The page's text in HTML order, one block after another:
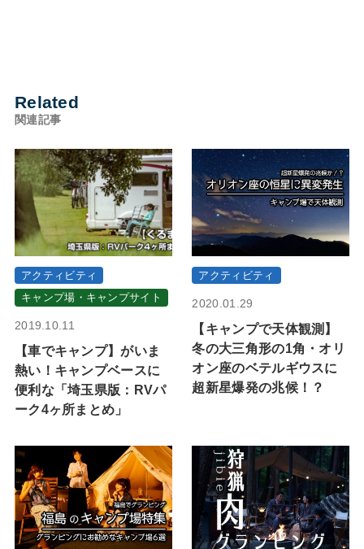
Related
関連記事
アクティビティ
キャンプ場・キャンプサイト
2019.10.11
【車でキャンプ】がいま
熱い！キャンプベースに
便利な「埼玉県版：RVパ
ーク4ヶ所まとめ」
アクティビティ
2020.01.29
【キャンプで天体観測】
冬の大三角形の1角・オリ
オン座のベテルギウスに
超新星爆発の兆候！？